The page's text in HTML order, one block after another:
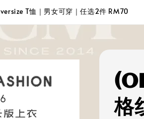
T恤｜男女可穿｜任选2件 RM70
格